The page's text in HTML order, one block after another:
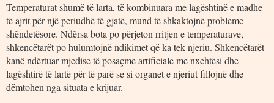
Temperaturat shumë të larta, të kombinuara me lagështinë e madhe
të ajrit për një periudhë të gjatë, mund të shkaktojnë probleme
shëndetësore. Ndërsa bota po përjeton rritjen e temperaturave,
shkencëtarët po hulumtojnë ndikimet që ka tek njeriu. Shkencëtarët
kanë ndërtuar mjedise të posaçme artificiale me nxehtësi dhe
lagështirë të lartë për të parë se si organet e njeriut fillojnë dhe
dëmtohen nga situata e krijuar.